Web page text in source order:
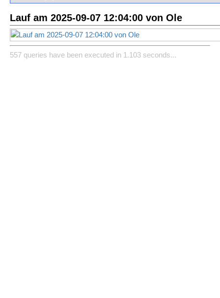
Lauf am 2025-09-07 12:04:00 von Ole
557 queries have been executed in 1.103 seconds...